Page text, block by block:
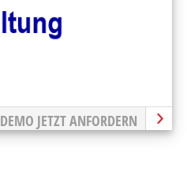
DEMO JETZT ANFORDERN